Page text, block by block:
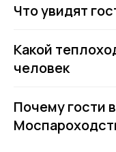
Что увидят
Какой
человек
Почему гости